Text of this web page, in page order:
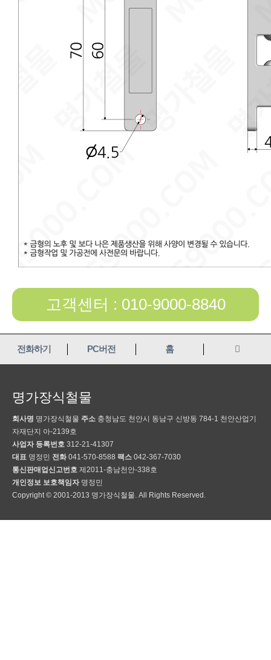
고객센터 : 010-9000-8840
전화하기 PC버전 홈
명가장식철물
회사명 명가장식철물 주소 충청남도 천안시 동남구 신방동 784-1 천안산업기
자재단지 아-2139호
사업자 등록번호 312-21-41307
대표 명정민 전화 041-570-8588 팩스 042-367-7030
통신판매업신고번호 제2011-충남천안-338호
개인정보 보호책임자 명정민
Copyright © 2001-2013 명가장식철물. All Rights Reserved.